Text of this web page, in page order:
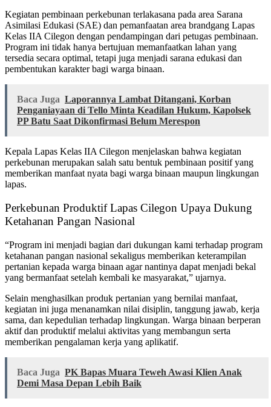
Kegiatan pembinaan perkebunan terlakasana pada area Sarana
Asimilasi Edukasi (SAE) dan pemanfaatan area brandgang Lapas
Kelas IIA Cilegon dengan pendampingan dari petugas pembinaan.
Program ini tidak hanya bertujuan memanfaatkan lahan yang
tersedia secara optimal, tetapi juga menjadi sarana edukasi dan
pembentukan karakter bagi warga binaan.
Baca Juga Laporannya Lambat Ditangani, Korban
Penganiayaan di Tello Minta Keadilan Hukum, Kapolsek
PP Batu Saat Dikonfirmasi Belum Merespon
Kepala Lapas Kelas IIA Cilegon menjelaskan bahwa kegiatan
perkebunan merupakan salah satu bentuk pembinaan positif yang
memberikan manfaat nyata bagi warga binaan maupun lingkungan
lapas.
Perkebunan Produktif Lapas Cilegon Upaya Dukung
Ketahanan Pangan Nasional
“Program ini menjadi bagian dari dukungan kami terhadap program
ketahanan pangan nasional sekaligus memberikan keterampilan
pertanian kepada warga binaan agar nantinya dapat menjadi bekal
yang bermanfaat setelah kembali ke masyarakat,” ujarnya.
Selain menghasilkan produk pertanian yang bernilai manfaat,
kegiatan ini juga menanamkan nilai disiplin, tanggung jawab, kerja
sama, dan kepedulian terhadap lingkungan. Warga binaan berperan
aktif dan produktif melalui aktivitas yang membangun serta
memberikan pengalaman kerja yang aplikatif.
Baca Juga PK Bapas Muara Teweh Awasi Klien Anak
Demi Masa Depan Lebih Baik